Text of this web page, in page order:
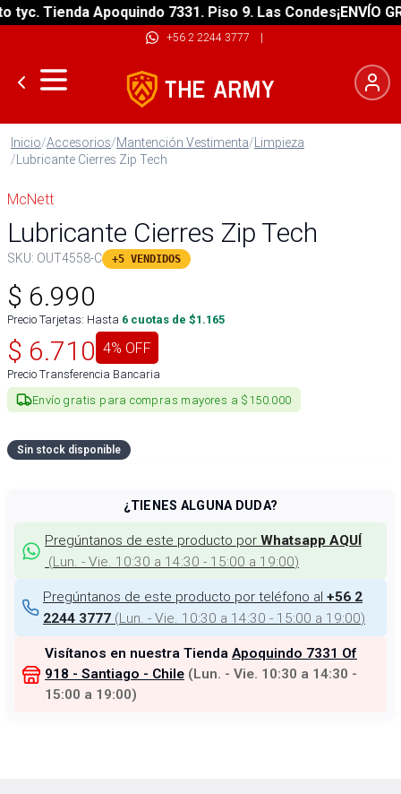
Tienda Apoquindo 7331. Piso 9. Las Condes¡ENVÍO
+56 2 2244 3777 |
Inicio/Accesorios/Mantención Vestimenta/Limpieza
/Lubricante Cierres Zip Tech
McNett
Lubricante Cierres Zip Tech
SKU: OUT4558-C +5 VENDIDOS
$ 6.990
Precio Tarjetas: Hasta 6 cuotas de $1.165
$ 6.710 4% OFF
Precio Transferencia Bancaria
Envío gratis para compras mayores a $150.000
Sin stock disponible
¿TIENES ALGUNA DUDA?
Pregúntanos de este producto por Whatsapp AQUÍ
(Lun. - Vie. 10:30 a 14:30 - 15:00 a 19:00)
Pregúntanos de este producto por teléfono al +56 2
2244 3777 (Lun. - Vie. 10:30 a 14:30 - 15:00 a 19:00)
Visítanos en nuestra Tienda Apoquindo 7331 Of
918 - Santiago - Chile (Lun. - Vie. 10:30 a 14:30 -
15:00 a 19:00)